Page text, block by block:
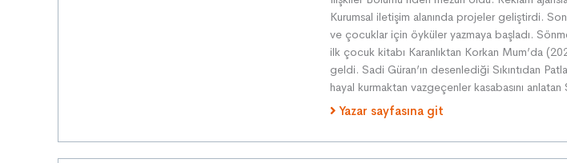
Kurumsal iletişim alanında projeler geliştirdi.
ve çocuklar için öyküler yazmaya başladı.
ilk çocuk kitabı Karanlıktan Korkan Mum’da
geldi. Sadi Güran’ın desenlediği Sıkıntıdan
hayal kurmaktan vazgeçenler kasabasını
Yazar sayfasına git